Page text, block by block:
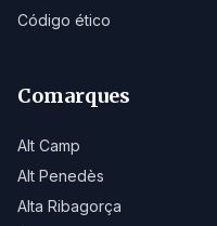
Código ético
Comarques
Alt Camp
Alt Penedès
Alta Ribagorça